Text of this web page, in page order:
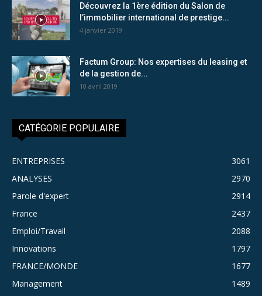
Découvrez la 1ère édition du Salon de
l’immobilier international de prestige...
4 janvier 2019
Factum Group: Nos expertises du leasing et
de la gestion de...
10 avril 2019
CATÉGORIE POPULAIRE
ENTREPRISES
3061
ANALYSES
2970
Parole d'expert
2914
France
2437
Emploi/Travail
2088
Innovations
1797
FRANCE/MONDE
1677
Management
1489